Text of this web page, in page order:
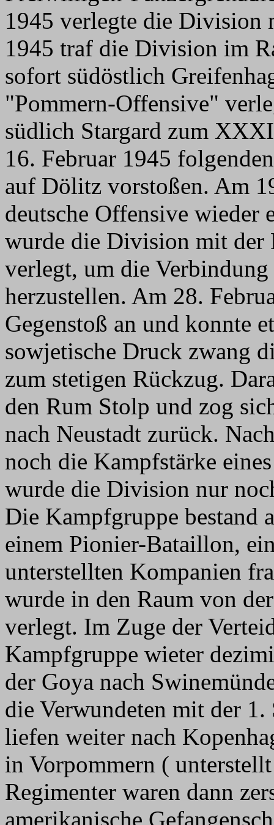
1945 verlegte die Division
1945 traf die Division im
sofort südöstlich
"Pommern-Offensive"
südlich Stargard zum
16. Februar 1945
auf Dölitz vorstoßen. Am
deutsche Offensive wieder
wurde die Division mit der
verlegt, um die
herzustellen. Am 28.
Gegenstoß an und konnte
sowjetische Druck zwang
zum stetigen Rückzug.
den Rum Stolp und zog
nach Neustadt zurück.
noch die Kampfstärke
wurde die Division nur
Die Kampfgruppe bestand
einem Pionier-Bataillon,
unterstellten Kompanien
wurde in den Raum von
verlegt. Im Zuge der
Kampfgruppe wieter
der Goya nach
die Verwundeten mit der
liefen weiter nach
in Vorpommern (
Regimenter waren dann
amerikanische